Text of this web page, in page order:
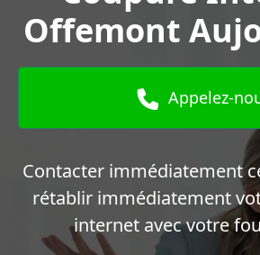
Offemont
Appelez-
Contacter immédiatement
rétablir immédiatement
internet avec votre